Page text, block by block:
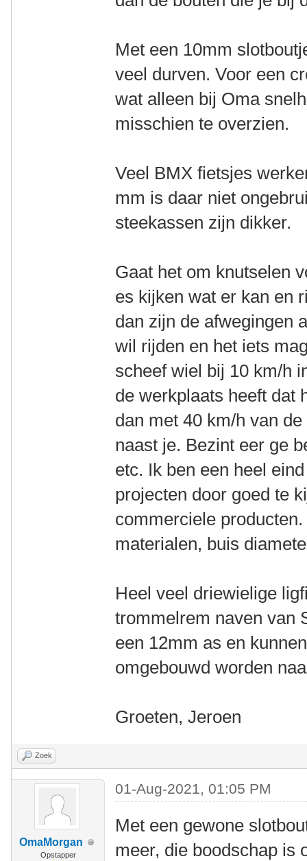
Met een 10mm
veel durven. Voor een
wat alleen bij Oma
misschien te overzien.
Veel BMX fietsjes
mm is daar niet
steekassen zijn dikker.
Gaat het om knutselen
es kijken wat er kan en
dan zijn de afwegingen
wil rijden en het iets
scheef wiel bij 10 km/h
de werkplaats heeft dat
dan met 40 km/h van
naast je. Bezint eer ge
etc. Ik ben een heel
projecten door goed te
commerciele
materialen, buis
Heel veel driewielige
trommelrem naven van
een 12mm as en
omgebouwd worden
Groeten, Jeroen
Zoek
OmaMorgan
Opstapper
01-Aug-2021, 01:05 PM
Met een gewone
meer, die boodschap is